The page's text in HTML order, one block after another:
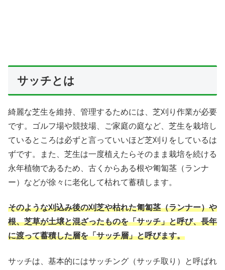
サッチとは
綺麗な芝生を維持、管理するためには、芝刈り作業が必要
です。ゴルフ場や競技場、ご家庭の庭など、芝生を栽培し
ているところは必ずと言っていいほど芝刈りをしているは
ずです。また、芝生は一度植えたらそのまま栽培を続ける
永年植物であるため、古くからある根や匍匐茎（ランナ
ー）などが徐々に老化して枯れて蓄積します。
そのような刈込み後の刈芝や枯れた匍匐茎（ランナー）や
根、芝草が土壌と混ざったものを「サッチ」と呼び、長年
に渡って蓄積した層を「サッチ層」と呼びます。
サッチは、基本的にはサッチング（サッチ取り）と呼ばれ